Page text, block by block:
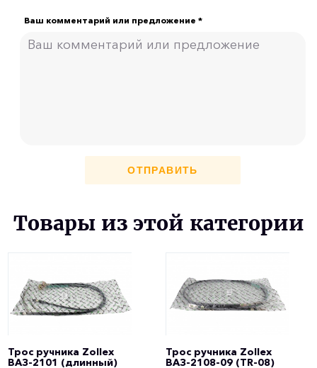
Ваш комментарий или предложение *
ОТПРАВИТЬ
Товары из этой категории
Трос ручника Zollex
ВАЗ-2101 (длинный)
Трос ручника Zollex
ВАЗ-2108-09 (TR-08)